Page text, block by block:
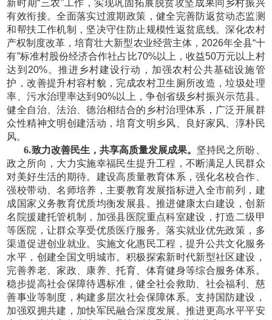
新时期“三农”工作，实现巩固拓展脱贫攻坚成果同乡村振兴
有效衔接。全面落实过渡期政策，健全完善防返贫动态监测
和帮扶工作机制，坚决守住防止规模性返贫底线。深化农村
产权制度改革，培育壮大新型农业经营主体，2026年全县“十
有”标准村股份经济合作社占比70%以上，收益50万元以上村
达到20%。推进乡村建设行动，加强农村公共基础设施管
护，改善提升村容村貌，完成农村卫生厕所改造，垃圾处理
率、污水治理率达到90%以上，争创省级乡村振兴示范县。
健全自治、法治、德治相结合的乡村治理体系，广泛开展群
众性精神文明创建活动，培育文明乡风、良好家风、淳朴民
风。
6.致力改善民生，共享高质量发展成果。 坚持民之所盼、
政之所向，大力实施幸福民生提升工程，不断满足人民群众
对美好生活的期待。建设高质量教育体系，强化名校合作、
强校带动、名师培养，主要教育发展指标进入全市前列，建
成国家义务教育优质均衡发展县。推进健康太白建设，创新
名院援建托管机制，加强县医院重点科室建设，打造二级甲
等医院，让群众享受优质医疗服务。落实就业优先政策，多
渠道促进创业就业。实施文化惠民工程，提升公共文化服务
水平，创建全国文明城市。积极探索新时代新型社区建设，
完善养老、家政、康养、托育、体育健身等综合服务体系。
稳步提高社会保障待遇标准，健全社会救助、社会福利、慈
善事业等制度，构建多层次社会保障体系。支持国防建设，
加强双拥共建，加快军民融合深度发展。推进更高水平平安